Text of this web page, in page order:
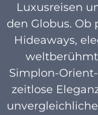
Luxusreisen
den Globus. Ob
Hideaways,
Simplon-
zeitlose